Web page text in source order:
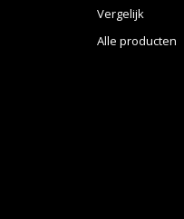
Vergelijk
Alle producten